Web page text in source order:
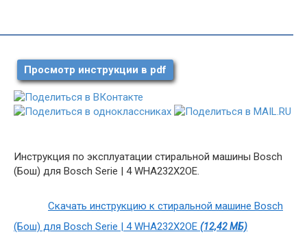
Просмотр инструкции в pdf
Инструкция по эксплуатации стиральной машины Bosch
(Бош) для Bosch Serie | 4 WHA232X2OE.
Скачать инструкцию к стиральной машине Bosch
(Бош) для Bosch Serie | 4 WHA232X2OE (12,42 МБ)